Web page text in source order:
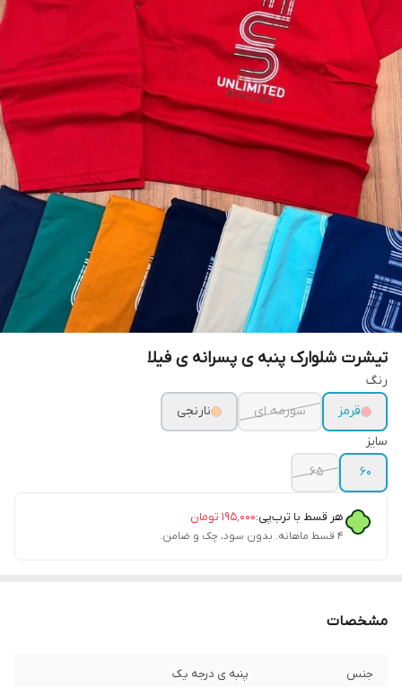
تیشرت شلوارک پنبه ی پسرانه ی فیلا
رنگ
قرمز
سورمه ای
نارنجی
سایز
۶۰
۶۵
هر قسط با ترب‌پی:۱۹۵٬۰۰۰ تومان
۴ قسط ماهانه. بدون سود، چک و ضامن.
مشخصات
جنس پنبه ی درجه یک